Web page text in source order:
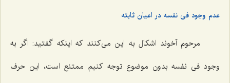
عدم وجود فی نفسه در اعیان ثابته
مرحوم آخوند اشکال به این می‌کنند که اینکه گفتید: اگر به
وجود فی نفسه بدون موضوع توجه کنیم ممتنع است، این حرف